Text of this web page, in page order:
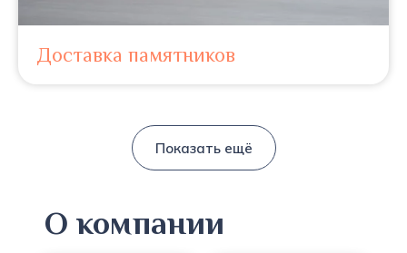
Доставка памятников
Показать ещё
О компании